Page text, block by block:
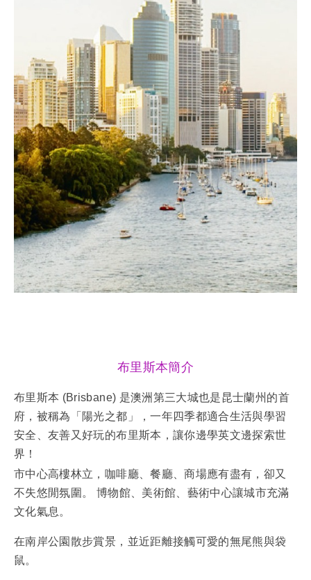
布里斯本簡介
布里斯本 (Brisbane) 是澳洲第三大城也是昆士蘭州的首
府，被稱為「陽光之都」，一年四季都適合生活與學習
安全、友善又好玩的布里斯本，讓你邊學英文邊探索世
界！
市中心高樓林立，咖啡廳、餐廳、商場應有盡有，卻又
不失悠閒氛圍。 博物館、美術館、藝術中心讓城市充滿
文化氣息。
在南岸公園散步賞景，並近距離接觸可愛的無尾熊與袋
鼠。